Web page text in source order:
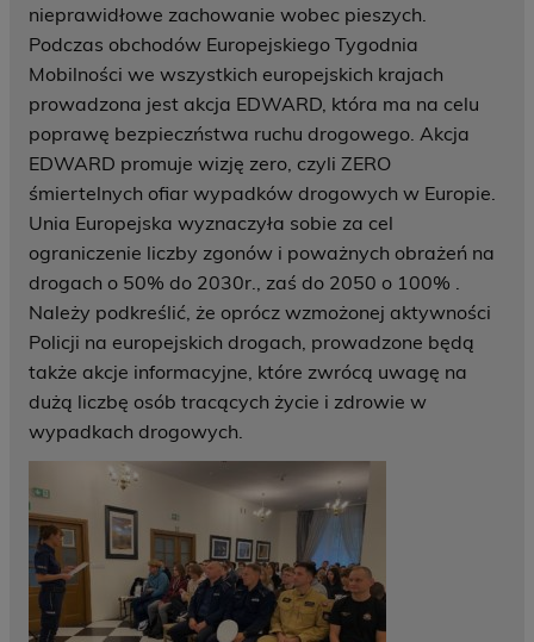
nieprawidłowe zachowanie wobec pieszych.
Podczas obchodów Europejskiego Tygodnia
Mobilności we wszystkich europejskich krajach
prowadzona jest akcja EDWARD, która ma na celu
poprawę bezpieczństwa ruchu drogowego. Akcja
EDWARD promuje wizję zero, czyli ZERO
śmiertelnych ofiar wypadków drogowych w Europie.
Unia Europejska wyznaczyła sobie za cel
ograniczenie liczby zgonów i poważnych obrażeń na
drogach o 50% do 2030r., zaś do 2050 o 100% .
Należy podkreślić, że oprócz wzmożonej aktywności
Policji na europejskich drogach, prowadzone będą
także akcje informacyjne, które zwrócą uwagę na
dużą liczbę osób tracących życie i zdrowie w
wypadkach drogowych.